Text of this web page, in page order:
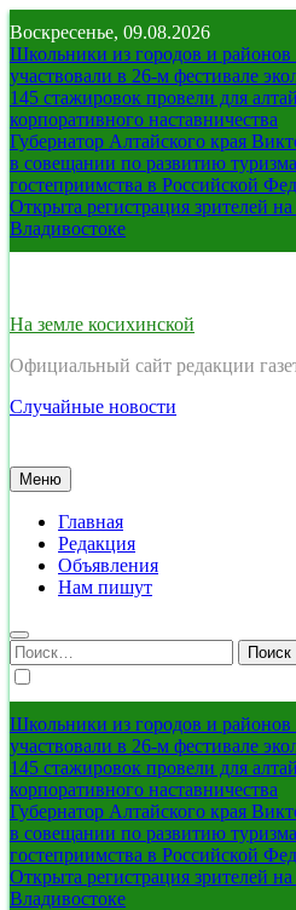
Перейти
к
содержимому
Воскресенье, 09.08.2026
Школьники из городов и районов
участвовали в 26-м фестивале
145 стажировок провели для
корпоративного наставничества
Губернатор Алтайского края
в совещании по развитию
гостеприимства в Российской
Открыта регистрация зрителей
Владивостоке
На земле косихинской
Официальный сайт редакции
Случайные новости
Меню
Главная
Редакция
Объявления
Нам пишут
Найти:
Школьники из городов и районов
участвовали в 26-м фестивале
145 стажировок провели для
корпоративного наставничества
Губернатор Алтайского края
в совещании по развитию
гостеприимства в Российской
Открыта регистрация зрителей
Владивостоке